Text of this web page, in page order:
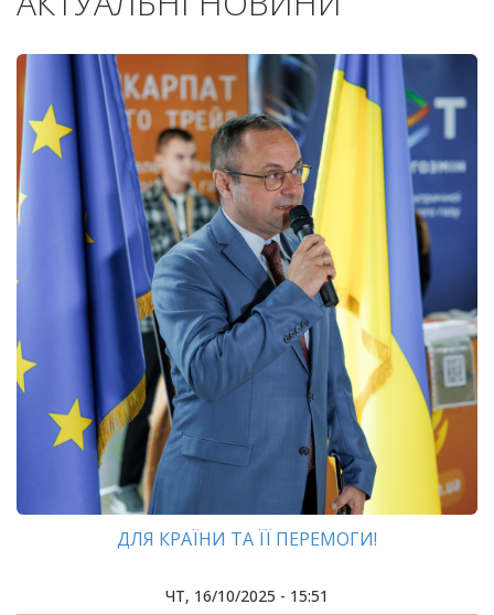
ДЛЯ КРАЇНИ ТА ЇЇ ПЕРЕМОГИ!
ЧТ, 16/10/2025 - 15:51